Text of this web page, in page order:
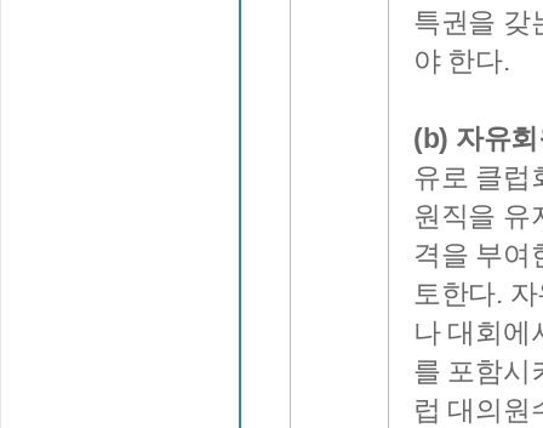
특권을 갖
야 한다.
(b) 자유
유로 클럽
원직을 유
격을 부여
토한다.
나 대회에
를 포함시
럽 대의원